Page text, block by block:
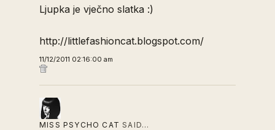
Ljupka je vječno slatka :)
http://littlefashioncat.blogspot.com/
11/12/2011 02:16:00 am
MISS PSYCHO CAT SAID…